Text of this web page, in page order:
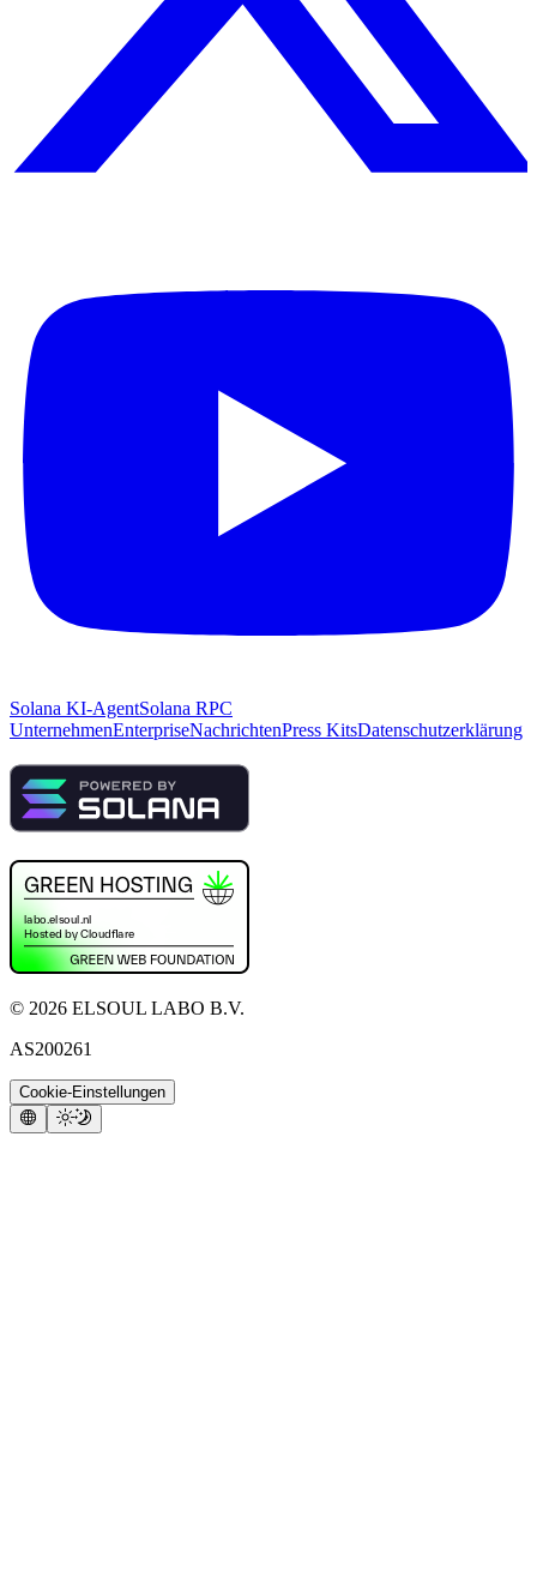
Solana KI-AgentSolana RPC
UnternehmenEnterpriseNachrichtenPress KitsDatenschutzerklärung
© 2026 ELSOUL LABO B.V.
AS200261
Cookie-Einstellungen